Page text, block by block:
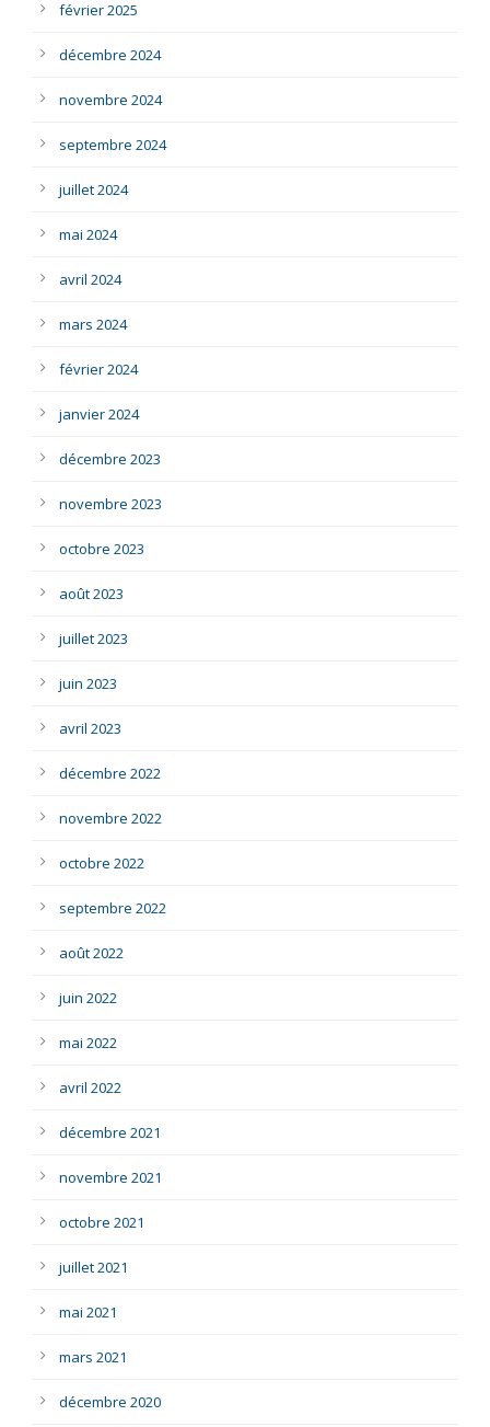
février 2025
décembre 2024
novembre 2024
septembre 2024
juillet 2024
mai 2024
avril 2024
mars 2024
février 2024
janvier 2024
décembre 2023
novembre 2023
octobre 2023
août 2023
juillet 2023
juin 2023
avril 2023
décembre 2022
novembre 2022
octobre 2022
septembre 2022
août 2022
juin 2022
mai 2022
avril 2022
décembre 2021
novembre 2021
octobre 2021
juillet 2021
mai 2021
mars 2021
décembre 2020